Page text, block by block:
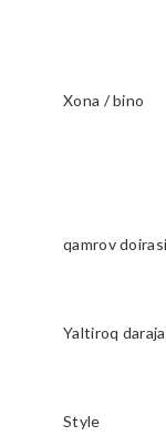
Xona / bino
qamrov doirasi
Yaltiroq
Style